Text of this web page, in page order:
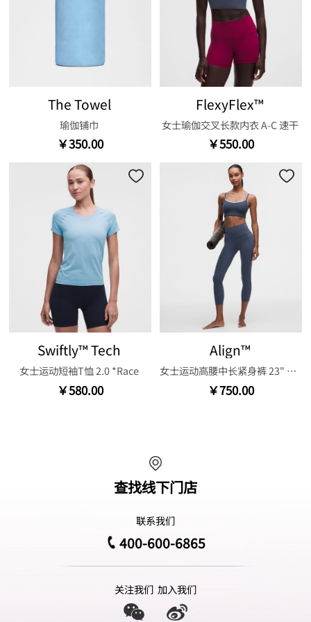
The Towel
瑜伽铺巾
￥350.00
FlexyFlex™
女士瑜伽交叉长款内衣 A-C 速干
￥550.00
Swiftly™ Tech
女士运动短袖T恤 2.0 *Race
￥580.00
Align™
女士运动高腰中长紧身裤 23" 芯吸
￥750.00
查找线下门店
联系我们
400-600-6865
关注我们 加入我们